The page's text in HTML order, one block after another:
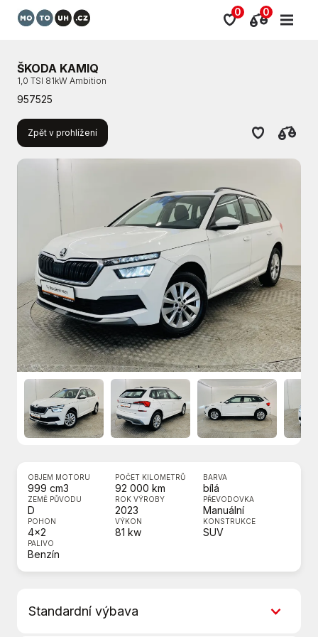
0 0
ŠKODA KAMIQ
1,0 TSI 81kW Ambition
957525
Zpět v prohlížení
OBJEM MOTORU
999 cm3
POČET KILOMETRŮ
92 000 km
BARVA
bílá
ZEMĚ PŮVODU
D
ROK VÝROBY
2023
PŘEVODOVKA
Manuální
POHON
4x2
VÝKON
81 kw
KONSTRUKCE
SUV
PALIVO
Benzín
Standardní výbava